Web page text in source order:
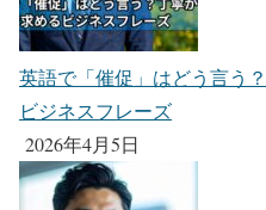
英語で「催促」はどう言う
ビジネスフレーズ
2026年4月5日